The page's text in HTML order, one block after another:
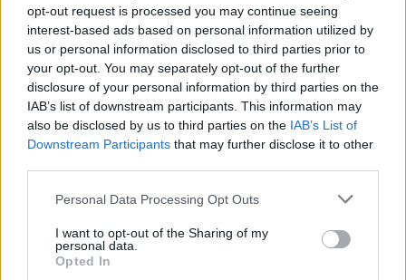
opt-out request is processed you may continue seeing
interest-based ads based on personal information utilized by
us or personal information disclosed to third parties prior to
your opt-out. You may separately opt-out of the further
disclosure of your personal information by third parties on the
IAB’s list of downstream participants. This information may
also be disclosed by us to third parties on the IAB’s List of
Downstream Participants that may further disclose it to other
Please note that this website/app uses one or more Google
not limited to your visit or usage behaviour. You may click to
grant or deny consent to Google and its third-party tags to
use your data for below specified purposes in below Google
Personal Data Processing Opt Outs
I want to opt-out of the Sharing of my
personal data.
Opted In
Inviaci le tue segnalazioni,
i tuoi video e le tue foto
Su WhatsApp al numero +39
345 356 7512
Ricevi le nostre ultime news
da Google News